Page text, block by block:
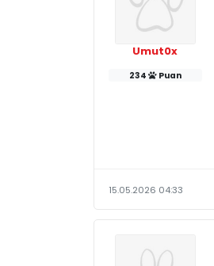
Umut0x
234 Puan
15.05.2026 04:33